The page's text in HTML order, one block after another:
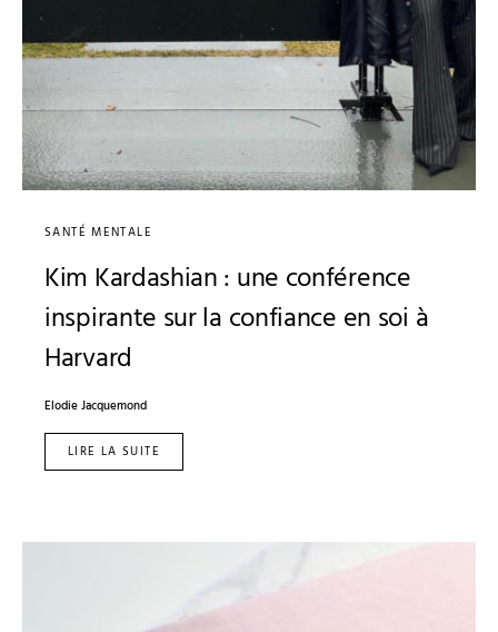
SANTÉ MENTALE
Kim Kardashian : une conférence
inspirante sur la confiance en soi à
Harvard
Elodie Jacquemond
LIRE LA SUITE